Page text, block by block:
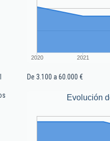
2020 2021
De 3.100 a 60.000 €
Evolución